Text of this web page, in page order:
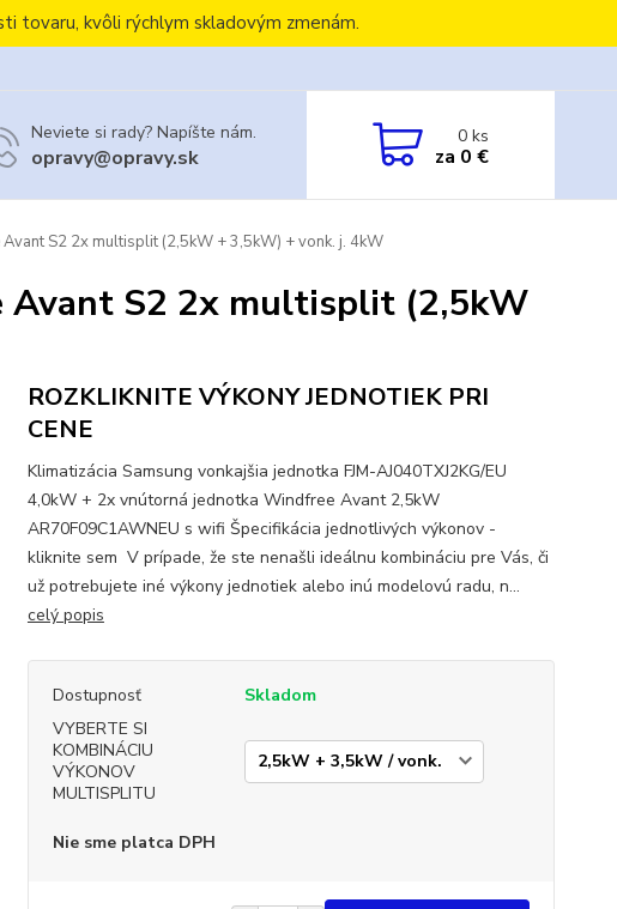
tovaru, kvôli rýchlym skladovým zmenám.
Neviete si rady? Napíšte nám.
opravy@opravy.sk
0ks
za 0 €
S2 2x multisplit (2,5kW + 3,5kW) + vonk. j. 4kW
Avant S2 2x multisplit (2,5kW
ROZKLIKNITE VÝKONY JEDNOTIEK PRI
CENE
Klimatizácia Samsung vonkajšia jednotka FJM-AJ040TXJ2KG/EU
4,0kW + 2x vnútorná jednotka Windfree Avant 2,5kW
AR70F09C1AWNEU s wifi Špecifikácia jednotlivých výkonov -
kliknite sem V prípade, že ste nenašli ideálnu kombináciu pre Vás, či
už potrebujete iné výkony jednotiek alebo inú modelovú radu, n...
celý popis
Dostupnosť
Skladom
VYBERTE SI
KOMBINÁCIU
VÝKONOV
MULTISPLITU
Nie sme platca DPH